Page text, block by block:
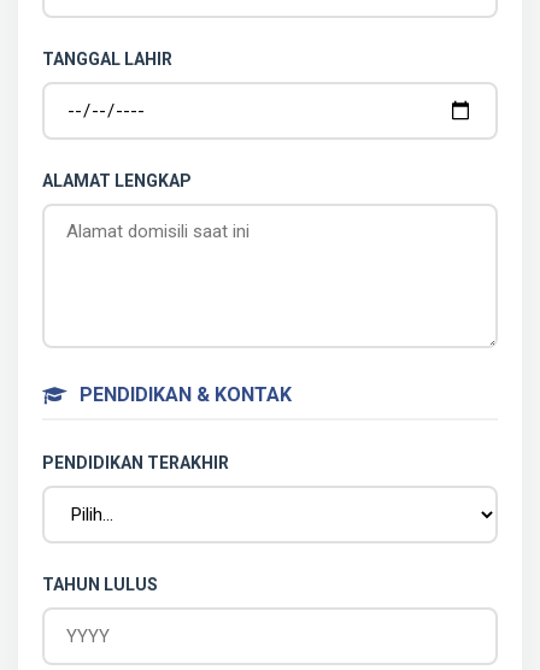
TANGGAL LAHIR
ALAMAT LENGKAP
PENDIDIKAN & KONTAK
PENDIDIKAN TERAKHIR
TAHUN LULUS